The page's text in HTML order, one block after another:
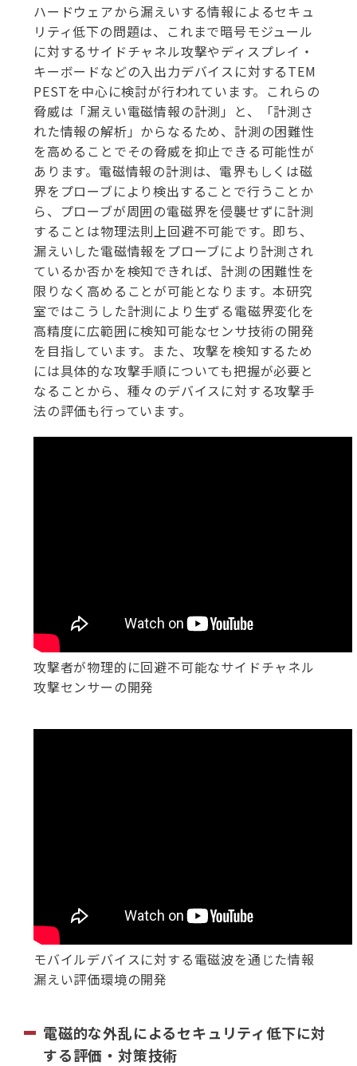
ハードウェアから漏えいする情報によるセキュ
リティ低下の問題は、これまで暗号モジュール
に対するサイドチャネル攻撃やディスプレイ・
キーボードなどの入出力デバイスに対するTEM
PESTを中心に検討が行われています。これらの
脅威は「漏えい電磁情報の計測」と、「計測さ
れた情報の解析」からなるため、計測の困難性
を高めることでその脅威を抑止できる可能性が
あります。電磁情報の計測は、電界もしくは磁
界をプローブにより検出することで行うことか
ら、プローブが周囲の電磁界を侵襲せずに計測
することは物理法則上回避不可能です。即ち、
漏えいした電磁情報をプローブにより計測され
ているか否かを検知できれば、計測の困難性を
限りなく高めることが可能となります。本研究
室ではこうした計測により生ずる電磁界変化を
高精度に広範囲に検知可能なセンサ技術の開発
を目指しています。また、攻撃を検知するため
には具体的な攻撃手順についても把握が必要と
なることから、種々のデバイスに対する攻撃手
法の評価も行っています。
攻撃者が物理的に回避不可能なサイドチャネル
攻撃センサーの開発
モバイルデバイスに対する電磁波を通じた情報
漏えい評価環境の開発
電磁的な外乱によるセキュリティ低下に対
する評価・対策技術